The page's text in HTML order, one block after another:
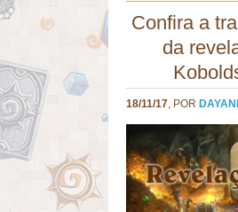
Confira a
da
18/11/17, POR